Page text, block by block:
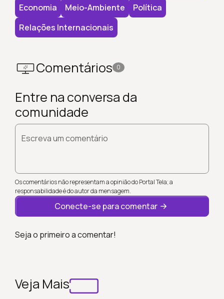
Economia
Meio-Ambiente
Política
Relações Internacionais
Comentários 0
Entre na conversa da
comunidade
Escreva um comentário
Os comentários não representam a opinião do Portal Tela; a
responsabilidade é do autor da mensagem.
Conecte-se para comentar
Seja o primeiro a comentar!
Veja Mais